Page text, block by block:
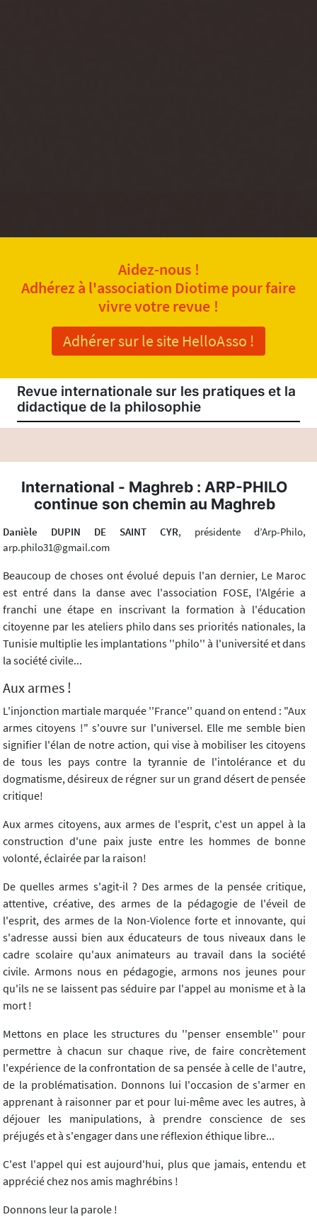
Aidez-nous !
Adhérez à l'association Diotime pour faire
vivre votre revue !
Adhérer sur le site HelloAsso !
Revue internationale sur les pratiques et la
didactique de la philosophie
International - Maghreb : ARP-PHILO
continue son chemin au Maghreb
Danièle DUPIN DE SAINT CYR, présidente d’Arp-Philo,
arp.philo31@gmail.com
Beaucoup de choses ont évolué depuis l'an dernier, Le Maroc
est entré dans la danse avec l'association FOSE, l'Algérie a
franchi une étape en inscrivant la formation à l'éducation
citoyenne par les ateliers philo dans ses priorités nationales, la
Tunisie multiplie les implantations ''philo'' à l'université et dans
la société civile...
Aux armes !
L'injonction martiale marquée ''France'' quand on entend : "Aux
armes citoyens !" s'ouvre sur l'universel. Elle me semble bien
signifier l'élan de notre action, qui vise à mobiliser les citoyens
de tous les pays contre la tyrannie de l'intolérance et du
dogmatisme, désireux de régner sur un grand désert de pensée
critique!
Aux armes citoyens, aux armes de l'esprit, c'est un appel à la
construction d'une paix juste entre les hommes de bonne
volonté, éclairée par la raison!
De quelles armes s'agit-il ? Des armes de la pensée critique,
attentive, créative, des armes de la pédagogie de l'éveil de
l'esprit, des armes de la Non-Violence forte et innovante, qui
s'adresse aussi bien aux éducateurs de tous niveaux dans le
cadre scolaire qu'aux animateurs au travail dans la société
civile. Armons nous en pédagogie, armons nos jeunes pour
qu'ils ne se laissent pas séduire par l'appel au monisme et à la
mort !
Mettons en place les structures du ''penser ensemble'' pour
permettre à chacun sur chaque rive, de faire concrètement
l'expérience de la confrontation de sa pensée à celle de l'autre,
de la problématisation. Donnons lui l'occasion de s'armer en
apprenant à raisonner par et pour lui-même avec les autres, à
déjouer les manipulations, à prendre conscience de ses
préjugés et à s'engager dans une réflexion éthique libre...
C'est l'appel qui est aujourd'hui, plus que jamais, entendu et
apprécié chez nos amis maghrébins !
Donnons leur la parole !